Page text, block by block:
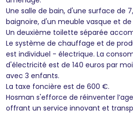
Une salle de bain, d'une surface de
baignoire, d'un meuble vasque et
Un deuxième toilette séparée
Le système de chauffage et de
est individuel - électrique. La
d'électricité est de 140 euros par
avec 3 enfants.
La taxe foncière est de 600 €.
Hosman s'efforce de réinventer
offrant un service innovant et